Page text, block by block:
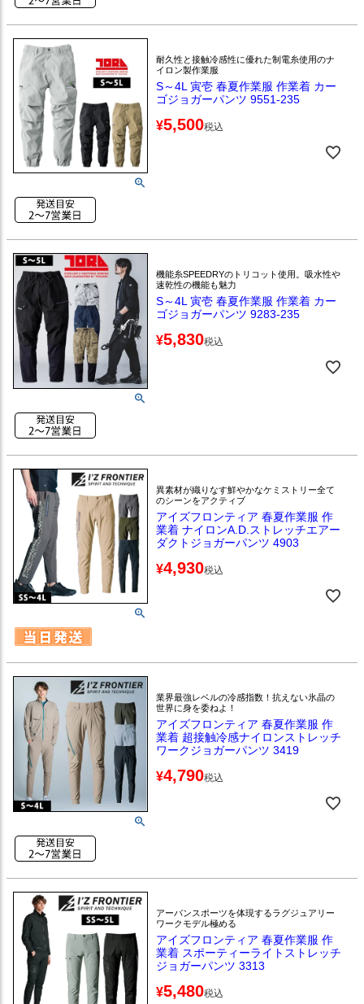
耐久性と接触冷感性に優れた制電糸使用のナ
イロン製作業服
S～4L 寅壱 春夏作業服 作業着 カー
ゴジョガーパンツ 9551-235
¥5,500税込
機能糸SPEEDRYのトリコット使用。吸水性や
速乾性の機能も魅力
S～4L 寅壱 春夏作業服 作業着 カー
ゴジョガーパンツ 9283-235
¥5,830税込
異素材が織りなす鮮やかなケミストリー全て
のシーンをアクティブ
アイズフロンティア 春夏作業服 作
業着 ナイロンA.D.ストレッチエアー
ダクトジョガーパンツ 4903
¥4,930税込
業界最強レベルの冷感指数！抗えない氷晶の
世界に身を委ねよ！
アイズフロンティア 春夏作業服 作
業着 超接触冷感ナイロンストレッチ
ワークジョガーパンツ 3419
¥4,790税込
アーバンスポーツを体現するラグジュアリー
ワークモデル極める
アイズフロンティア 春夏作業服 作
業着 スポーティーライトストレッチ
ジョガーパンツ 3313
¥5,480税込